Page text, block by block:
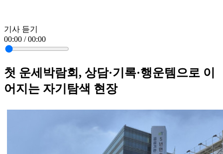
기사 듣기
00:00 / 00:00
첫 운세박람회, 상담·기록·행운템으로 이
어지는 자기탐색 현장